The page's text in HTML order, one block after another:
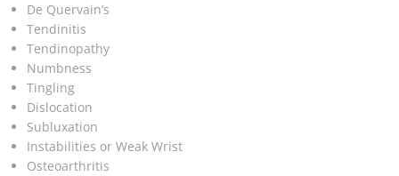
De Quervain’s
Tendinitis
Tendinopathy
Numbness
Tingling
Dislocation
Subluxation
Instabilities or Weak Wrist
Osteoarthritis